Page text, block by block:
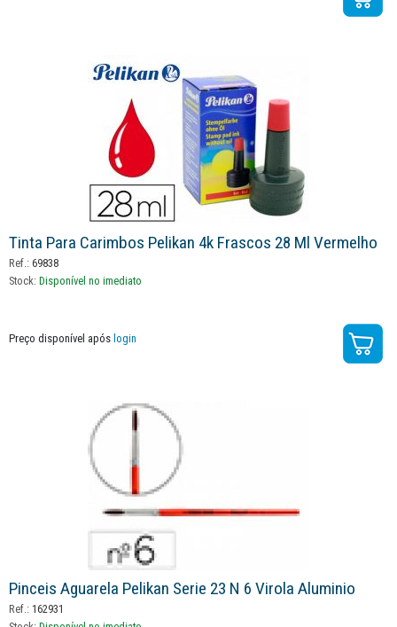
Tinta Para Carimbos Pelikan 4k Frascos 28 Ml Vermelho
Ref.: 69838
Stock: Disponível no imediato
Preço disponível após login
Pinceis Aguarela Pelikan Serie 23 N 6 Virola Aluminio
Ref.: 162931